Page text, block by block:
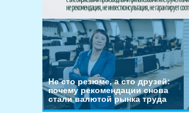
Не сто резюме, а сто друзей:
почему рекомендации снова
стали валютой рынка труда